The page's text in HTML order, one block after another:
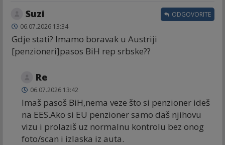
Suzi
06.07.2026 13:34
Gdje stati? Imamo boravak u Austriji
[penzioneri]pasos BiH rep srbske??
ODGOVORITE
Re
06.07.2026 13:42
Imaš pasoš BiH,nema veze što si penzioner ideš
na EES.Ako si EU penzioner samo daš njihovu
vizu i prolaziš uz normalnu kontrolu bez onog
foto/scan i izlaska iz auta.